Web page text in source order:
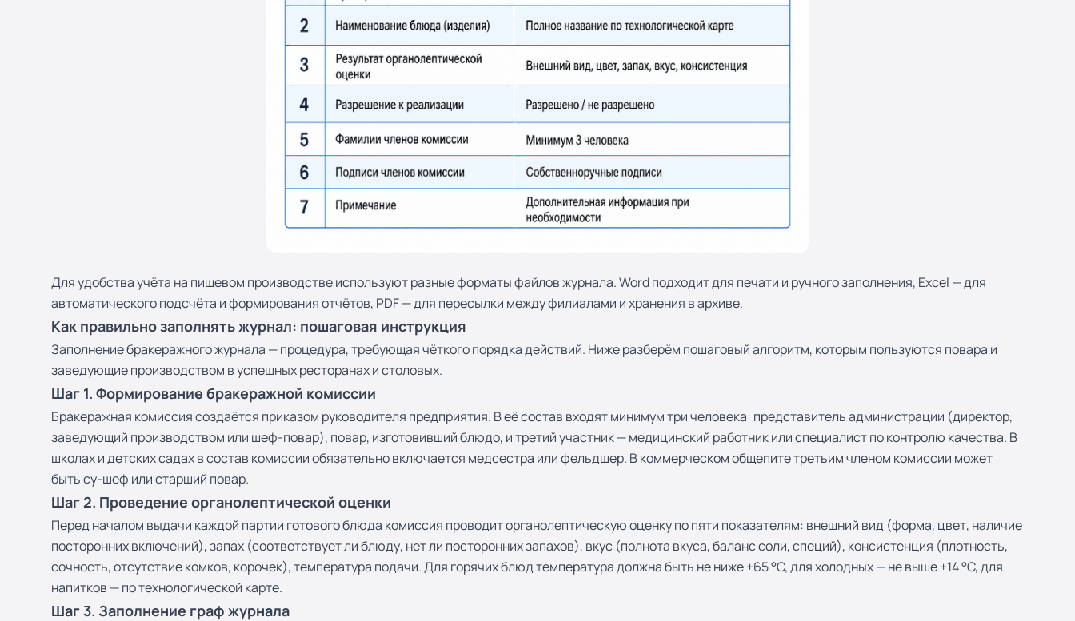
Для удобства учёта на пищевом производстве используют разные форматы файлов журнала. Word подходит для печати и ручного заполнения, Excel — для
автоматического подсчёта и формирования отчётов, PDF — для пересылки между филиалами и хранения в архиве.
Как правильно заполнять журнал: пошаговая инструкция
Заполнение бракеражного журнала — процедура, требующая чёткого порядка действий. Ниже разберём пошаговый алгоритм, которым пользуются повара и
заведующие производством в успешных ресторанах и столовых.
Шаг 1. Формирование бракеражной комиссии
Бракеражная комиссия создаётся приказом руководителя предприятия. В её состав входят минимум три человека: представитель администрации (директор,
заведующий производством или шеф-повар), повар, изготовивший блюдо, и третий участник — медицинский работник или специалист по контролю качества. В
школах и детских садах в состав комиссии обязательно включается медсестра или фельдшер. В коммерческом общепите третьим членом комиссии может
быть су-шеф или старший повар.
Шаг 2. Проведение органолептической оценки
Перед началом выдачи каждой партии готового блюда комиссия проводит органолептическую оценку по пяти показателям: внешний вид (форма, цвет, наличие
посторонних включений), запах (соответствует ли блюду, нет ли посторонних запахов), вкус (полнота вкуса, баланс соли, специй), консистенция (плотность,
сочность, отсутствие комков, корочек), температура подачи. Для горячих блюд температура должна быть не ниже +65 °C, для холодных — не выше +14 °C, для
напитков — по технологической карте.
Шаг 3. Заполнение граф журнала